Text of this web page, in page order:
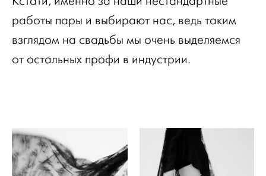
работы пары и выбирают нас, ведь таким
взглядом на свадьбы мы очень выделяемся
от остальных профи в индустрии.